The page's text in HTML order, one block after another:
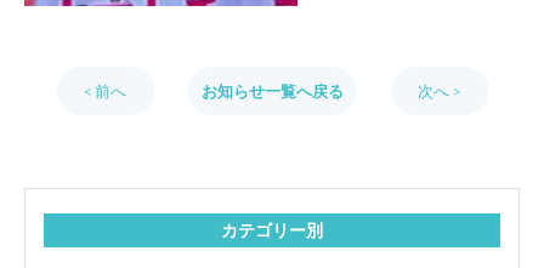
< 前へ 次へ >
お知らせ一覧へ戻る
カテゴリー別